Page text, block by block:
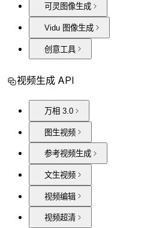
可灵图像生成
Vidu 图像生成
创意工具
视频生成 API
万相 3.0
图生视频
参考视频生成
文生视频
视频编辑
视频超清